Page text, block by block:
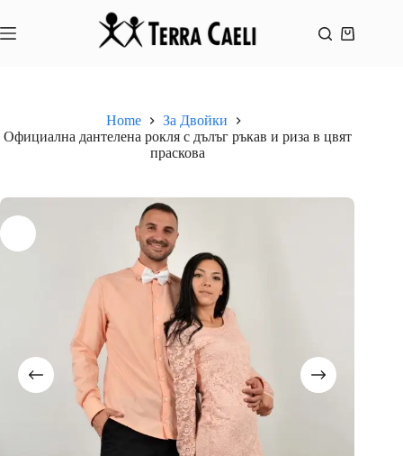
content
Shopping
Home
За Двойки
Официална дантелена рокля с дълъг ръкав и риза в цвят
праскова